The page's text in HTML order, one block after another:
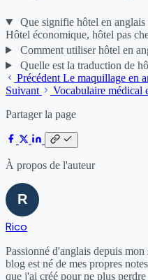
Que signifie hôtel en anglais
Hôtel économique, hôtel pas
Comment utiliser hôtel en
Quelle est la traduction de
Précédent Le maquillage en
Suivant
Vocabulaire médical
Partager la page
À propos de l'auteur
Rico
Passionné d'anglais depuis
blog est né de mes propres
que j'ai créé pour ne plus